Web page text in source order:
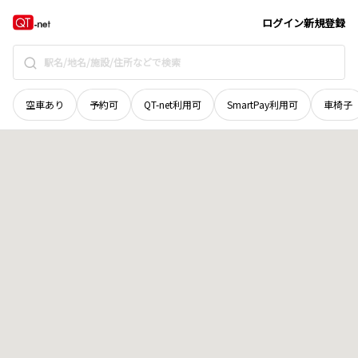
ログイン新規登録
空車あり 予約可 QT-net利用可 SmartPay利用可 車椅子
山梨県